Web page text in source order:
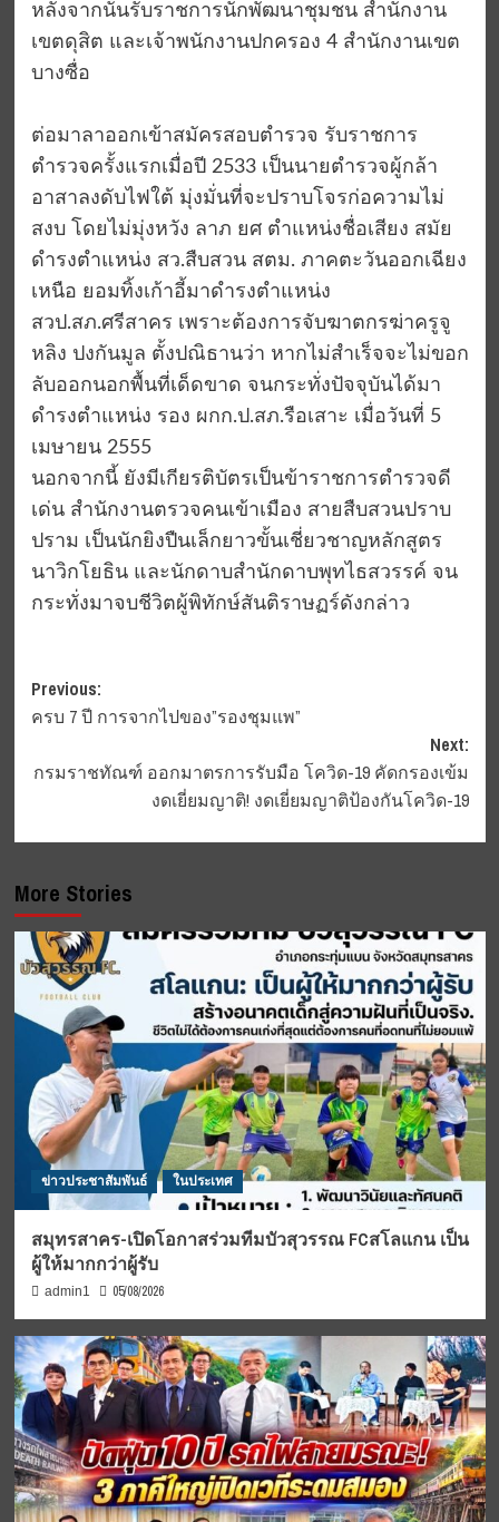
หลังจากนั้นรับราชการนักพัฒนาชุมชน สำนักงาน
เขตดุสิต และเจ้าพนักงานปกครอง 4 สำนักงานเขต
บางซื่อ
ต่อมาลาออกเข้าสมัครสอบตำรวจ รับราชการ
ตำรวจครั้งแรกเมื่อปี 2533 เป็นนายตำรวจผู้กล้า
อาสาลงดับไฟใต้ มุ่งมั่นที่จะปราบโจรก่อความไม่
สงบ โดยไม่มุ่งหวัง ลาภ ยศ ตำแหน่งชื่อเสียง สมัย
ดำรงตำแหน่ง สว.สืบสวน สตม. ภาคตะวันออกเฉียง
เหนือ ยอมทิ้งเก้าอี้มาดำรงตำแหน่ง
สวป.สภ.ศรีสาคร เพราะต้องการจับฆาตกรฆ่าครูจู
หลิง ปงกันมูล ตั้งปณิธานว่า หากไม่สำเร็จจะไม่ขอก
ลับออกนอกพื้นที่เด็ดขาด จนกระทั่งปัจจุบันได้มา
ดำรงตำแหน่ง รอง ผกก.ป.สภ.รือเสาะ เมื่อวันที่ 5
เมษายน 2555
นอกจากนี้ ยังมีเกียรติบัตรเป็นข้าราชการตำรวจดี
เด่น สำนักงานตรวจคนเข้าเมือง สายสืบสวนปราบ
ปราม เป็นนักยิงปืนเล็กยาวขั้นเชี่ยวชาญหลักสูตร
นาวิกโยธิน และนักดาบสำนักดาบพุทไธสวรรค์ จน
กระทั่งมาจบชีวิตผู้พิทักษ์สันติราษฏร์ดังกล่าว
Post
navigation
Previous:
ครบ 7 ปี การจากไปของ”รองชุมแพ”
Next:
กรมราชทัณฑ์ ออกมาตรการรับมือ โควิด-19 คัดกรองเข้ม
งดเยี่ยมญาติ! งดเยี่ยมญาติป้องกันโควิด-19
More Stories
ข่าวประชาสัมพันธ์ ในประเทศ
สมุทรสาคร-เปิดโอกาสร่วมทีมบัวสุวรรณ FCสโลแกน เป็น
ผู้ให้มากกว่าผู้รับ
admin1 05/08/2026